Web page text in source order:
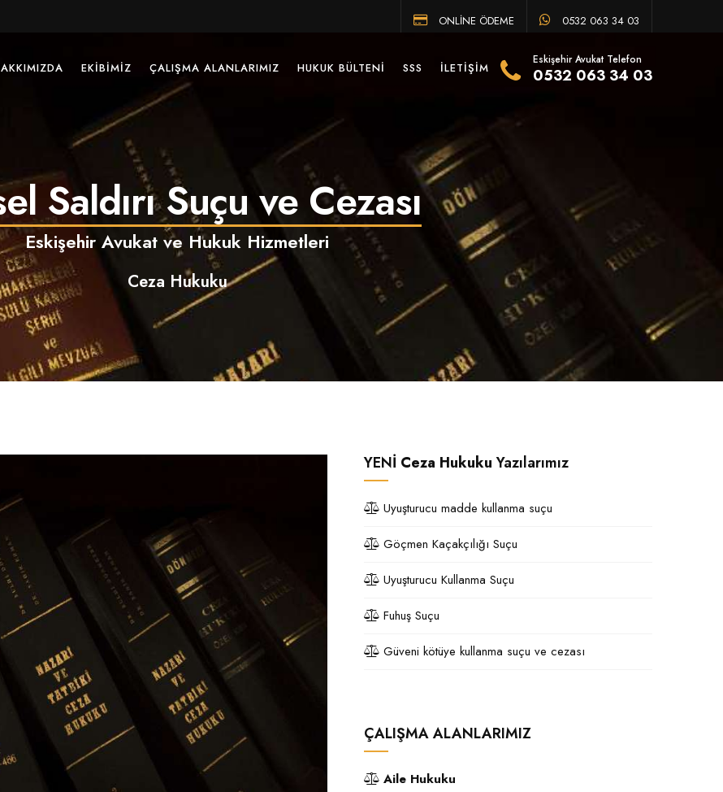
ONLİNE ÖDEME 0532 063 34 03
EKIBIMIZ ÇALIŞMA ALANLARIMIZ HUKUK BÜLTENI SSS İLETIŞIM
Eskişehir Avukat Telefon
0532 063 34 03
Saldırı Suçu ve Cezası
Eskişehir Avukat ve Hukuk Hizmetleri
Ceza Hukuku
YENİ Ceza HukukuYazılarımız
Uyuşturucu madde kullanma suçu
Göçmen Kaçakçılığı Suçu
Uyuşturucu Kullanma Suçu
Fuhuş Suçu
Güveni kötüye kullanma suçu ve cezası
ÇALIŞMA ALANLARIMIZ
Aile Hukuku